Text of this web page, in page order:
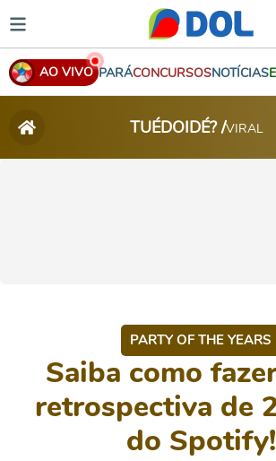
AO VIVO PARÁCONCURSOSNOTÍCIAS
TUÉDOIDÉ? /VIRAL
PARTY OF THE YEARS
Saiba como
retrospectiva de
do Spotify!